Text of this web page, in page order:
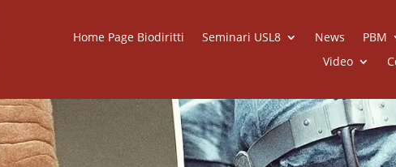
Home Page Biodiritti Seminari USL8 News PBM
Video